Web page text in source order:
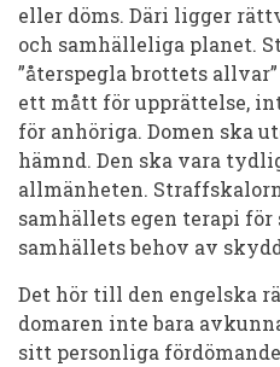
eller döms. Däri ligger
och samhälleliga planet.
”återspegla brottets
ett mått för upprättelse,
för anhöriga. Domen ska
hämnd. Den ska vara
allmänheten.
samhällets egen terapi
samhällets behov av
Det hör till den engelska
domaren inte bara
sitt personliga